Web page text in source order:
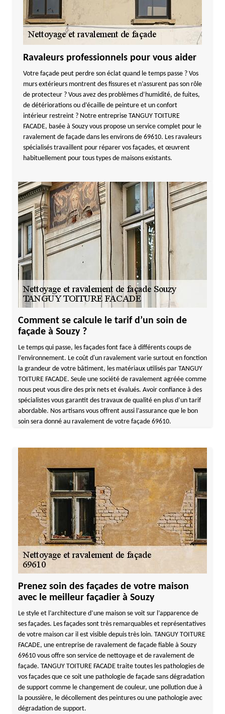
Ravaleurs professionnels pour vous aider
Votre façade peut perdre son éclat quand le temps passe ? Vos
murs extérieurs montrent des fissures et n’assurent pas son rôle
de protecteur ? Vous avez des problèmes d’humidité, de fuites,
de détériorations ou d’écaille de peinture et un confort
intérieur restreint ? Notre entreprise TANGUY TOITURE
FACADE, basée à Souzy vous propose un service complet pour le
ravalement de façade dans les environs de 69610. Les ravaleurs
spécialisés travaillent pour réparer vos façades, et œuvrent
habituellement pour tous types de maisons existants.
Comment se calcule le tarif d’un soin de
façade à Souzy ?
Le temps qui passe, les façades font face à différents coups de
l’environnement. Le coût d'un ravalement varie surtout en fonction
la grandeur de votre bâtiment, les matériaux utilisés par TANGUY
TOITURE FACADE. Seule une société de ravalement agréée comme
nous peut vous dire des prix nets et évalués. Avoir confiance à des
spécialistes vous garantit des travaux de qualité en plus d’un tarif
abordable. Nos artisans vous offrent aussi l’assurance que le bon
soin sera donné au ravalement de votre façade 69610.
Prenez soin des façades de votre maison
avec le meilleur façadier à Souzy
Le style et l’architecture d’une maison se voit sur l’apparence de
ses façades. Les façades sont très remarquables et représentatives
de votre maison car il est visible depuis très loin. TANGUY TOITURE
FACADE, une entreprise de ravalement de façade fiable à Souzy
69610 vous offre son service de nettoyage et de ravalement de
façade. TANGUY TOITURE FACADE traite toutes les pathologies de
vos façades que ce soit une pathologie de façade sans dégradation
de support comme le changement de couleur, une pollution due à
la poussière, le décollement des peintures ou une pathologie avec
dégradation de support.